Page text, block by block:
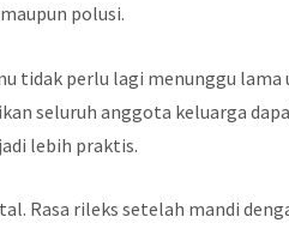
polusi.
tidak perlu lagi menunggu lama
seluruh anggota keluarga
lebih praktis.
Rasa rileks setelah mandi